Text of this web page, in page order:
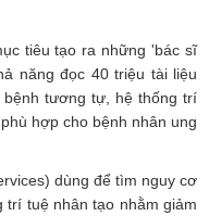
tiêu tạo ra những 'bác sĩ
năng đọc 40 triệu tài liệu
tương tự, hệ thống trí
hợp cho bệnh nhân ung
dùng để tìm nguy cơ
trí tuệ nhân tạo nhằm giảm